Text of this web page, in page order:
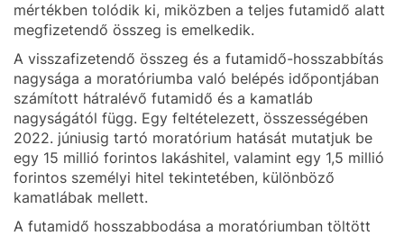
mértékben tolódik ki, miközben a teljes futamidő alatt
megfizetendő összeg is emelkedik.
A visszafizetendő összeg és a futamidő-hosszabbítás
nagysága a moratóriumba való belépés időpontjában
számított hátralévő futamidő és a kamatláb
nagyságától függ. Egy feltételezett, összességében
2022. júniusig tartó moratórium hatását mutatjuk be
egy 15 millió forintos lakáshitel, valamint egy 1,5 millió
forintos személyi hitel tekintetében, különböző
kamatlábak mellett.
A futamidő hosszabbodása a moratóriumban töltött